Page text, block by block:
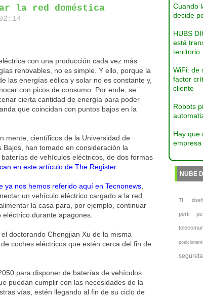
la red doméstica
con una producción cada vez más
renovables, no es simple. Y ello, porque la
las energías eólica y solar no es constante y,
con picos de consumo. Por ende, se
cierta cantidad de energía para poder
que coincidan con puntos bajos en la
mente, científicos de la Universidad de
Bajos, han tomado en consideración la
de vehículos eléctricos, de dos formas
en este artículo de The Register.
ya nos hemos referido aquí en Tecnonews
un vehículo eléctrico cargado a la red
la casa para, por ejemplo, continuar
durante apagones.
doctorando Chengjian Xu de la misma
coches eléctricos que estén cerca del fin de
para disponer de baterías de vehículos
puedan cumplir con las necesidades de la
vías, estén llegando al fin de su ciclo de
Cuando
decide
HUBS
está
territorio
WiFi: de
factor
cliente
Robots
Hay que
empresa
NUBE
TI,
perti